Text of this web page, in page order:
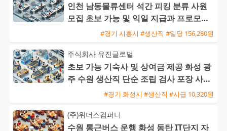
인천 남동물류센터 석간 피킹 분류 사원
모집 초보 가능 및 익일 지급과 프로모션
#경기 시흥시 #생산직 #일당 156,280원
주식회사 유진글로벌
초보 가능 기숙사 및 상여금 제공 화성 광
주 수원 생산직 단순 조립 검사 포장 사원
#경기 화성시 #생산직 #시급 10,320원
(주)위더스컴퍼니
수원 통근버스 운행 화성 동탄 IT단지 자